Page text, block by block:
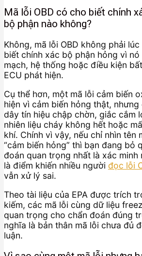
Mã lỗi OBD có cho biết chính
bộ phận nào không?
Không, mã lỗi OBD không phải
biết chính xác bộ phận hỏng vì
mạch, hệ thống hoặc điều kiện
ECU phát hiện.
Cụ thể hơn, một mã lỗi cảm biến
hiện vì cảm biến hỏng thật,
dây tín hiệu chập chờn, giắc cắm
nhiên liệu cháy không hết hoặc
khí. Chính vì vậy, nếu chỉ nhìn tên
“cảm biến hỏng” thì bạn đang bỏ
đoán quan trọng nhất là xác minh
là điểm khiến nhiều người đọc lỗi
vẫn xử lý sai.
Theo tài liệu của EPA được trích
kiếm, các mã lỗi cùng dữ liệu
quan trọng cho chẩn đoán đúng
nghĩa là bản thân mã lỗi chưa đủ
luận.